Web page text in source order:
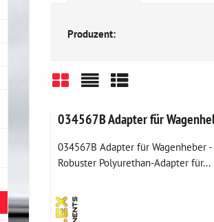
Produzent:
034567B Adapter für
034567B Adapter für Wagenheber -
Robuster Polyurethan-Adapter für...